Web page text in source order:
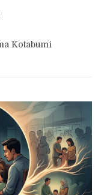
Kotabumi